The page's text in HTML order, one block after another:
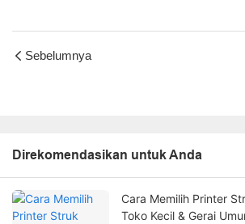
Sebelumnya
Direkomendasikan untuk Anda
Cara Memilih Printer
Toko Kecil & Gerai